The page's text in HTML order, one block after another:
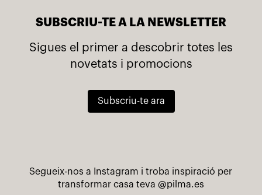
SUBSCRIU-TE A LA NEWSLETTER
Sigues el primer a descobrir totes les
novetats i promocions
Subscriu-te ara
Segueix-nos a Instagram i troba inspiració per
transformar casa teva @pilma.es